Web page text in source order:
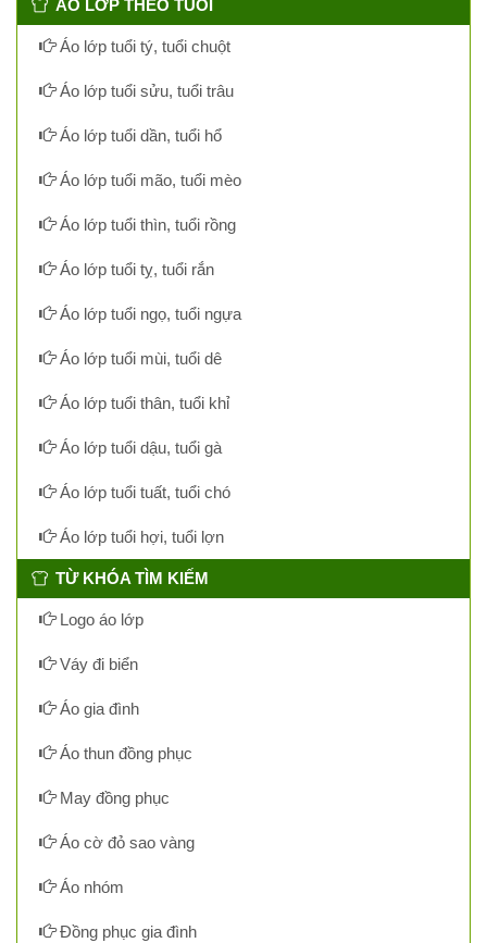
ÁO LỚP THEO TUỔI
Áo lớp tuổi tý, tuổi chuột
Áo lớp tuổi sửu, tuổi trâu
Áo lớp tuổi dần, tuổi hổ
Áo lớp tuổi mão, tuổi mèo
Áo lớp tuổi thìn, tuổi rồng
Áo lớp tuổi tỵ, tuổi rắn
Áo lớp tuổi ngọ, tuổi ngựa
Áo lớp tuổi mùi, tuổi dê
Áo lớp tuổi thân, tuổi khỉ
Áo lớp tuổi dậu, tuổi gà
Áo lớp tuổi tuất, tuổi chó
Áo lớp tuổi hợi, tuổi lợn
TỪ KHÓA TÌM KIẾM
Logo áo lớp
Váy đi biển
Áo gia đình
Áo thun đồng phục
May đồng phục
Áo cờ đỏ sao vàng
Áo nhóm
Đồng phục gia đình